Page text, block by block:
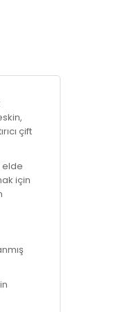
çift
elde
için